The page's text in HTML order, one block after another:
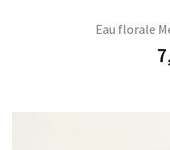
Eau florale